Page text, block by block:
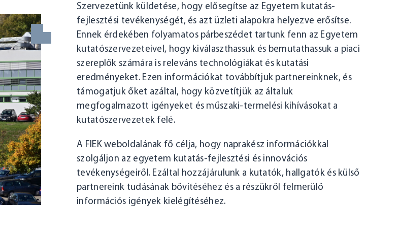
Szervezetünk küldetése, hogy elősegítse az Egyetem kutatás-
fejlesztési tevékenységét, és azt üzleti alapokra helyezve erősítse.
Ennek érdekében folyamatos párbeszédet tartunk fenn az Egyetem
kutatószervezeteivel, hogy kiválaszthassuk és bemutathassuk a piaci
szereplők számára is releváns technológiákat és kutatási
eredményeket. Ezen információkat továbbítjuk partnereinknek, és
támogatjuk őket azáltal, hogy közvetítjük az általuk
megfogalmazott igényeket és műszaki-termelési kihívásokat a
kutatószervezetek felé.
A FIEK weboldalának fő célja, hogy naprakész információkkal
szolgáljon az egyetem kutatás-fejlesztési és innovációs
tevékenységeiről. Ezáltal hozzájárulunk a kutatók, hallgatók és külső
partnereink tudásának bővítéséhez és a részükről felmerülő
információs igények kielégítéséhez.